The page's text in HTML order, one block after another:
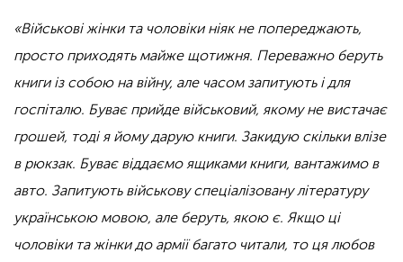
«Військові жінки та чоловіки ніяк не попереджають,
просто приходять майже щотижня. Переважно беруть
книги із собою на війну, але часом запитують і для
госпіталю. Буває прийде військовий, якому не вистачає
грошей, тоді я йому дарую книги. Закидую скільки влізе
в рюкзак. Буває віддаємо ящиками книги, вантажимо в
авто. Запитують військову спеціалізовану літературу
українською мовою, але беруть, якою є. Якщо ці
чоловіки та жінки до армії багато читали, то ця любов